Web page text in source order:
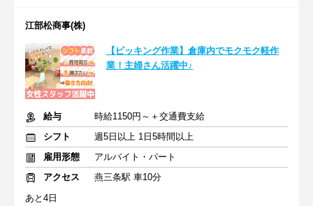
江部松商事(株)
【ピッキング作業】倉庫内でモクモク軽作
業！主婦さん活躍中♪
給与
時給1150円～＋交通費支給
シフト
週5日以上 1日5時間以上
雇用形態
アルバイト・パート
アクセス
燕三条駅 車10分
あと4日